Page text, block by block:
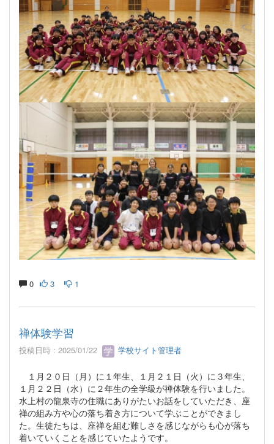
0 3 1
禅体験学習
投稿日時 : 2025/01/22 学校サイト管理者
１月２０日（月）に１年生、１月２１日（火）に３年生、
１月２２日（水）に２年生の全学級が禅体験を行いました。
水上村の龍泉寺の住職にありがたいお話をしていただき、座
禅の組み方や心の落ち着き方について学ぶことができまし
た。生徒たちは、座禅を組む難しさを感じながらも心が落ち
着いていくことを感じていたようです。